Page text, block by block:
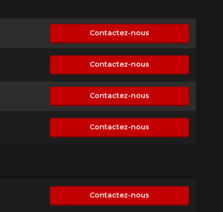
disponible
Contactez-nous
disponible
Contactez-nous
disponible
Contactez-nous
disponible
Contactez-nous
disponible
Contactez-nous